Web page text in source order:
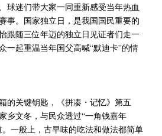
球迷们带大家一同重新感受当年热血
事。国家独立日，是我国国民重要的
跟随三位年迈的独立日见证者们走一
一起重温当年国父高喊“默迪卡”的情
的关键钥匙，《拼凑・记忆》第五
乡文冬，与民众透过“一角钱嘉年
一般上，古早味的吃法和做法都简单